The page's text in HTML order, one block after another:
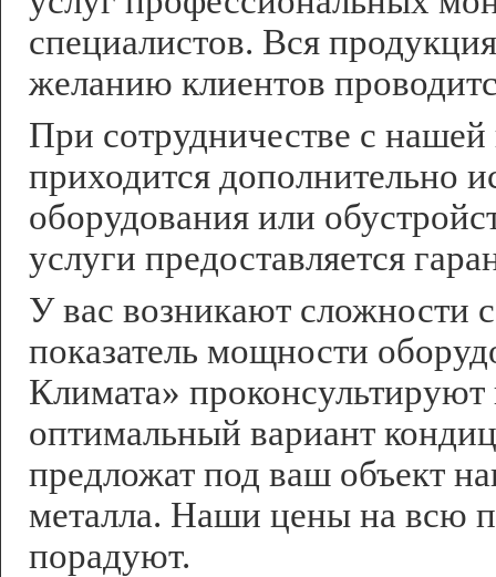
специалистов. Вся
желанию клиентов
При сотрудничестве с
приходится дополнительно
оборудования или
услуги предоставляется
У вас возникают сложности
показатель мощности
Климата»
оптимальный вариант
предложат под ваш объект
металла. Наши цены на всю
порадуют.